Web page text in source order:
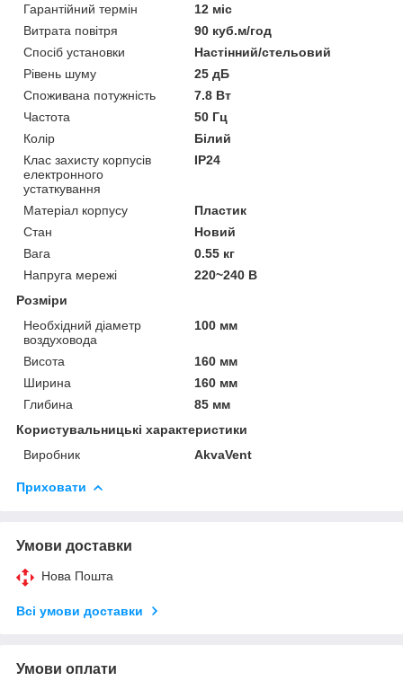
Гарантійний термін
12 міс
Витрата повітря
90 куб.м/год
Спосіб установки
Настінний/стельовий
Рівень шуму
25 дБ
Споживана потужність
7.8 Вт
Частота
50 Гц
Колір
Білий
Клас захисту корпусів
електронного
устаткування
IP24
Матеріал корпусу
Пластик
Стан
Новий
Вага
0.55 кг
Напруга мережі
220~240 В
Розміри
Необхідний діаметр
воздуховода
100 мм
Висота
160 мм
Ширина
160 мм
Глибина
85 мм
Користувальницькі характеристики
Виробник
AkvaVent
Приховати
Умови доставки
Нова Пошта
Всі умови доставки
Умови оплати